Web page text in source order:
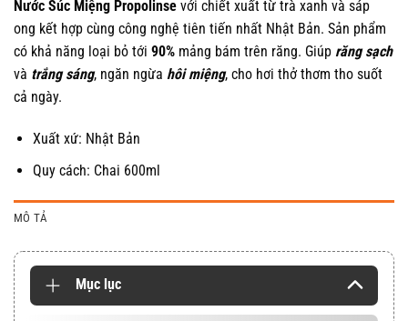
Nước Súc Miệng Propolinse với chiết xuất từ trà xanh và sáp
ong kết hợp cùng công nghệ tiên tiến nhất Nhật Bản. Sản phẩm
có khả năng loại bỏ tới 90% mảng bám trên răng. Giúp răng sạch
và trắng sáng, ngăn ngừa hôi miệng, cho hơi thở thơm tho suốt
cả ngày.
Xuất xứ: Nhật Bản
Quy cách: Chai 600ml
MÔ TẢ
Mục lục